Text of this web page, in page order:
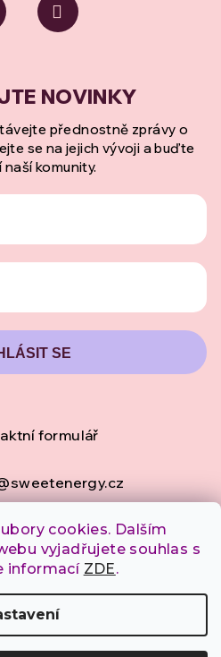
cookies. Dalším
vyjadřujete souhlas s
informací ZDE.
přednostně zprávy o
se na jejich vývoji a buďte
komunity.
SE
sweetenergy.cz
607 253 790